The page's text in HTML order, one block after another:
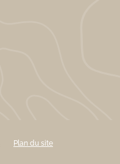
Plan du site